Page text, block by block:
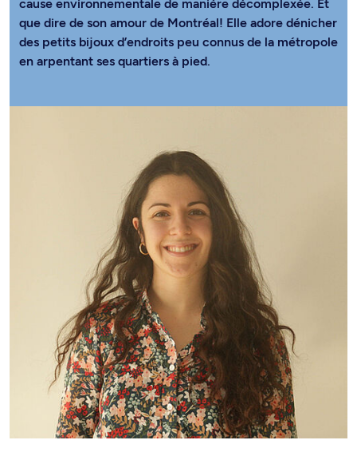
cause environnementale de manière décomplexée. Et
que dire de son amour de Montréal! Elle adore dénicher
des petits bijoux d’endroits peu connus de la métropole
en arpentant ses quartiers à pied.